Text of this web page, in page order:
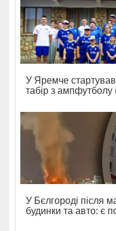
У Яремче
табір з
У Бєлгороді після
будинки та авто: є